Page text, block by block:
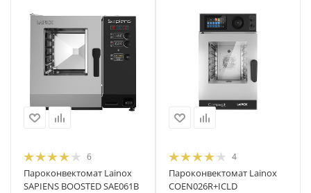
6
Пароконвектомат Lainox
SAPIENS BOOSTED SAE061B
4
Пароконвектомат Lainox
COEN026R+ICLD